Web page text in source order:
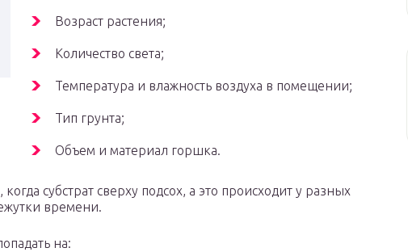
Возраст растения;
Количество света;
Температура и влажность воздуха в помещении;
Тип грунта;
Объем и материал горшка.
субстрат сверху подсох, а это происходит у разных
времени.
на: